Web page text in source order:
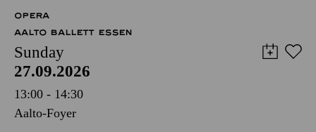
OPERA
AALTO BALLETT ESSEN
Sunday
27.09.2026
13:00 - 14:30
Aalto-Foyer